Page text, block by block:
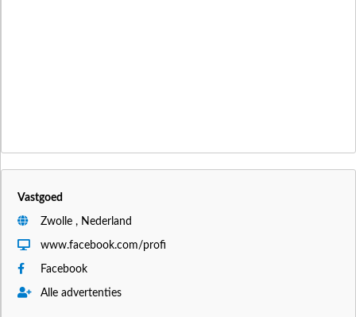
Vastgoed
Zwolle , Nederland
www.facebook.com/profi
Facebook
Alle advertenties